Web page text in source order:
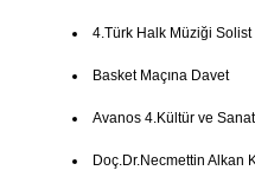
4.Türk Halk Müziği Solist
Basket Maçına Davet
Avanos 4.Kültür ve
Doç.Dr.Necmettin Alkan